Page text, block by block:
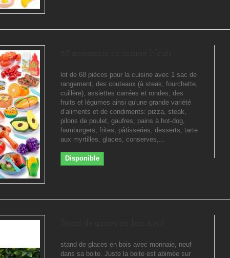
lot de 68 pièces pour la cuisine avec 1 sac de
rangement, des couteaux (à steak, fourchette,
cuillère), assiettes carrées et rondes, des
fruits et légumes ainsi qu'une grande variété
d’aliments et de condiments: pizza, steak,
pilons de poulet, gaufres, pains à hot-dog,
hamburgers, frites, pâtisseries, desserts, tarte
aux myrtilles, glaces, conserves,...
Disponible
stand de glaces en bois avec monnaie, neuf
dans sa boite. Juste la boite est abimée sur